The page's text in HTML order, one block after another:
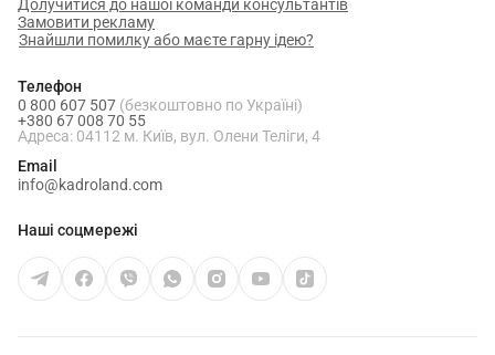
Долучитися до нашої команди консультантів
Замовити рекламу
Знайшли помилку або маєте гарну ідею?
Телефон
0 800 607 507 (безкоштовно по Україні)
+380 67 008 70 55
Адреса: 04112 м. Київ, вул. Олени Теліги, 4
Email
info@kadroland.com
Наші соцмережі